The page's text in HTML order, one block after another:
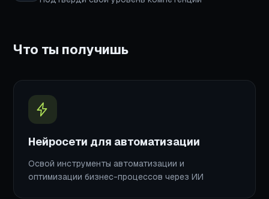
Что ты получишь
Нейросети для автоматизации
Освой инструменты автоматизации и
оптимизации бизнес-процессов через ИИ